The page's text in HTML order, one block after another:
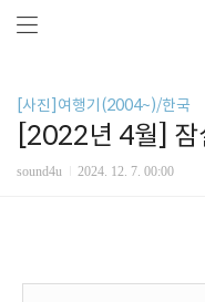
[사진]여행기(2004~)/한국
[2022년 4월] 잠
sound4u 2024. 12. 7. 00:00